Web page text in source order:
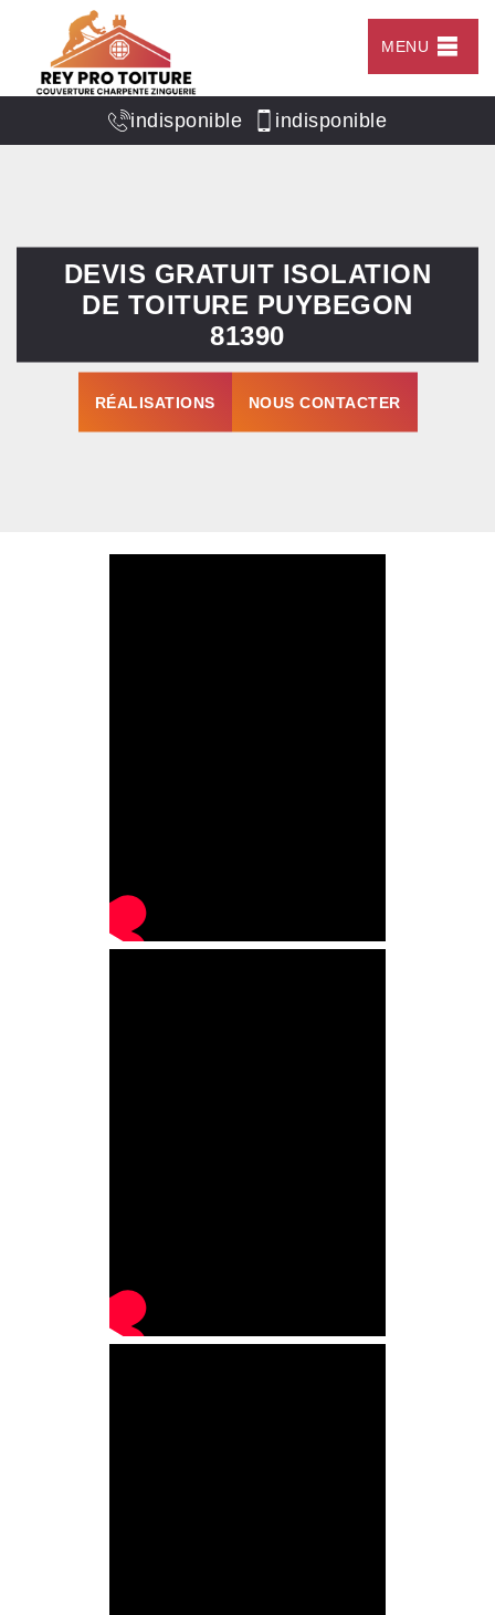
MENU
indisponible indisponible
DEVIS GRATUIT ISOLATION
DE TOITURE PUYBEGON
81390
RÉALISATIONS NOUS CONTACTER